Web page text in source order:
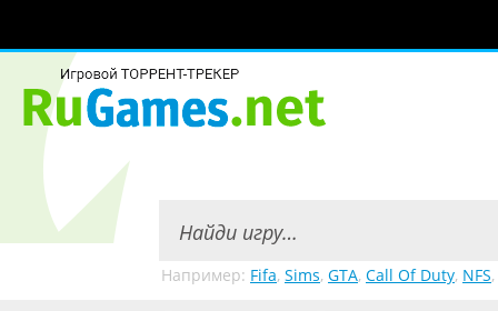
Например: Fifa, Sims, GTA, Call Of Duty, NFS,